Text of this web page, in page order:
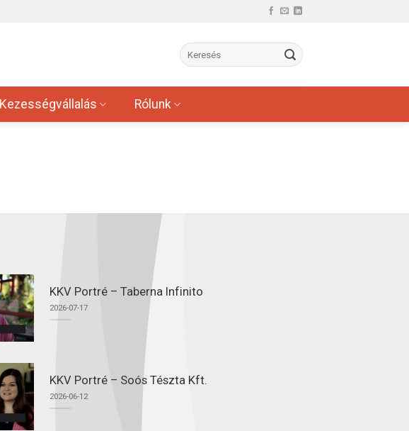
Kezességvállalás Rólunk
KKV Portré – Taberna Infinito
2026-07-17
KKV Portré – Soós Tészta Kft.
2026-06-12